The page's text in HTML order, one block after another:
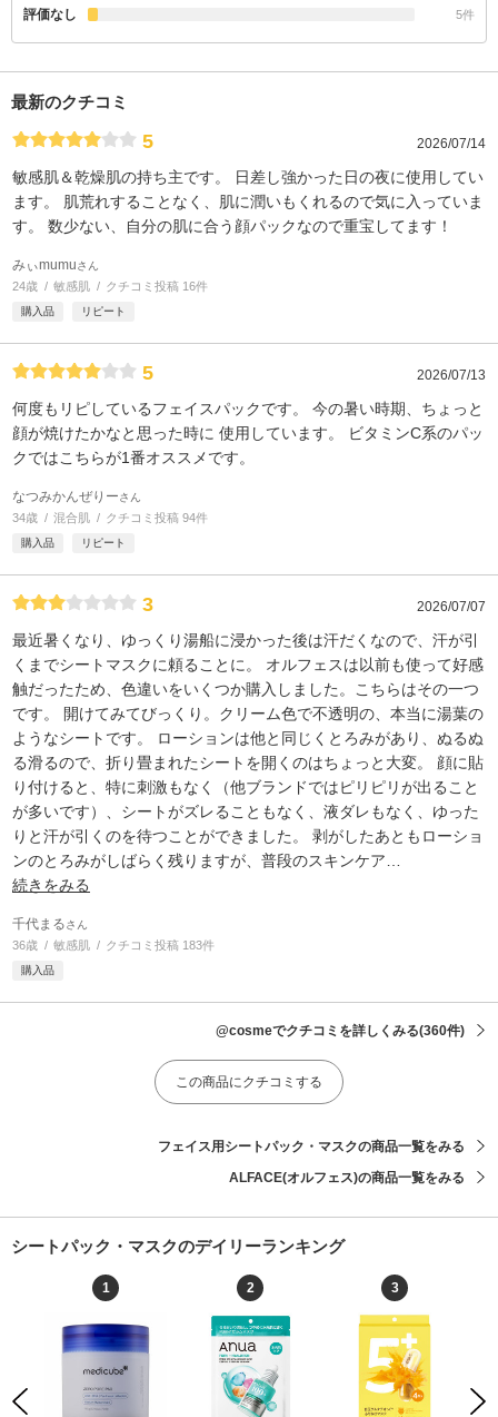
評価なし 5件
最新のクチコミ
5 2026/07/14
敏感肌＆乾燥肌の持ち主です。 日差し強かった日の夜に使用してい
ます。 肌荒れすることなく、肌に潤いもくれるので気に入っていま
す。 数少ない、自分の肌に合う顔パックなので重宝してます！
みぃmumuさん
24歳 敏感肌 クチコミ投稿 16件
購入品 リピート
5 2026/07/13
何度もリピしているフェイスパックです。 今の暑い時期、ちょっと
顔が焼けたかなと思った時に 使用しています。 ビタミンC系のパッ
クではこちらが1番オススメです。
なつみかんぜりーさん
34歳 混合肌 クチコミ投稿 94件
購入品 リピート
3 2026/07/07
最近暑くなり、ゆっくり湯船に浸かった後は汗だくなので、汗が引
くまでシートマスクに頼ることに。 オルフェスは以前も使って好感
触だったため、色違いをいくつか購入しました。こちらはその一つ
です。 開けてみてびっくり。クリーム色で不透明の、本当に湯葉の
ようなシートです。 ローションは他と同じくとろみがあり、ぬるぬ
る滑るので、折り畳まれたシートを開くのはちょっと大変。 顔に貼
り付けると、特に刺激もなく（他ブランドではピリピリが出ること
が多いです）、シートがズレることもなく、液ダレもなく、ゆった
りと汗が引くのを待つことができました。 剥がしたあともローショ
ンのとろみがしばらく残りますが、普段のスキンケア
続きをみる
千代まるさん
36歳 敏感肌 クチコミ投稿 183件
購入品
@cosmeでクチコミを詳しくみる(360件)
この商品にクチコミする
フェイス用シートパック・マスクの商品一覧をみる
ALFACE(オルフェス)の商品一覧をみる
シートパック・マスクのデイリーランキング
Previous
1 2 3
Next